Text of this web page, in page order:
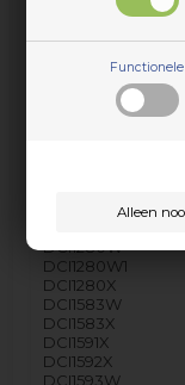
Functionele
DCG550W
DCG550X
DCG750W2
DCG750W3
DCG750X
DCI1280W
DCI1280W1
DCI1280X
DCI1583W
DCI1583X
DCI1591X
DCI1592X
DCI1593W